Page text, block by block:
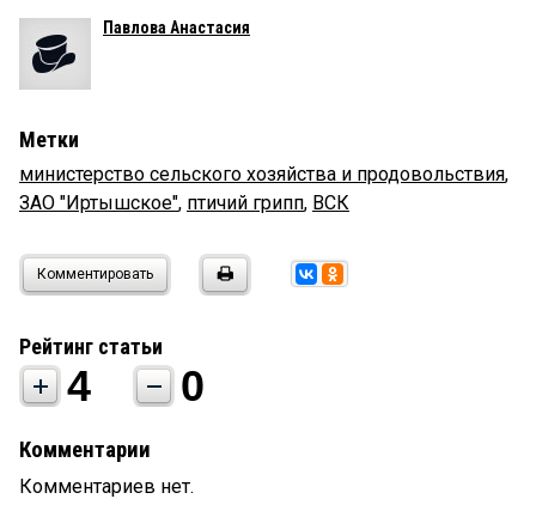
Павлова Анастасия
Метки
министерство сельского хозяйства и продовольствия,
ЗАО "Иртышское", птичий грипп, ВСК
Комментировать
Рейтинг статьи
4 0
Комментарии
Комментариев нет.